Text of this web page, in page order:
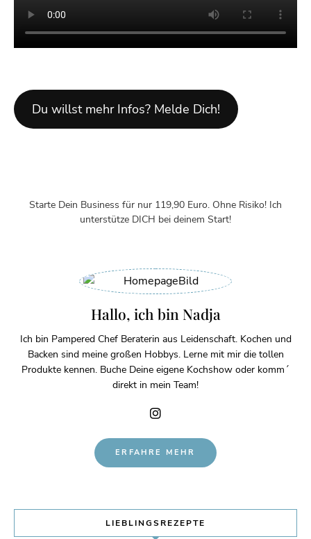
Du willst mehr Infos? Melde Dich!
Starte Dein Business für nur 119,90 Euro. Ohne Risiko! Ich
unterstütze DICH bei deinem Start!
Hallo, ich bin Nadja
Ich bin Pampered Chef Beraterin aus Leidenschaft. Kochen und
Backen sind meine großen Hobbys. Lerne mit mir die tollen
Produkte kennen. Buche Deine eigene Kochshow oder komm´
direkt in mein Team!
ERFAHRE MEHR
LIEBLINGSREZEPTE